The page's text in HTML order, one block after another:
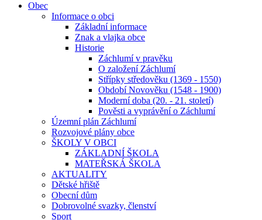
Obec
Informace o obci
Základní informace
Znak a vlajka obce
Historie
Záchlumí v pravěku
O založení Záchlumí
Střípky středověku (1369 - 1550)
Období Novověku (1548 - 1900)
Moderní doba (20. - 21. století)
Pověsti a vyprávění o Záchlumí
Územní plán Záchlumí
Rozvojové plány obce
ŠKOLY V OBCI
ZÁKLADNÍ ŠKOLA
MATEŘSKÁ ŠKOLA
AKTUALITY
Dětské hřiště
Obecní dům
Dobrovolné svazky, členství
Sport